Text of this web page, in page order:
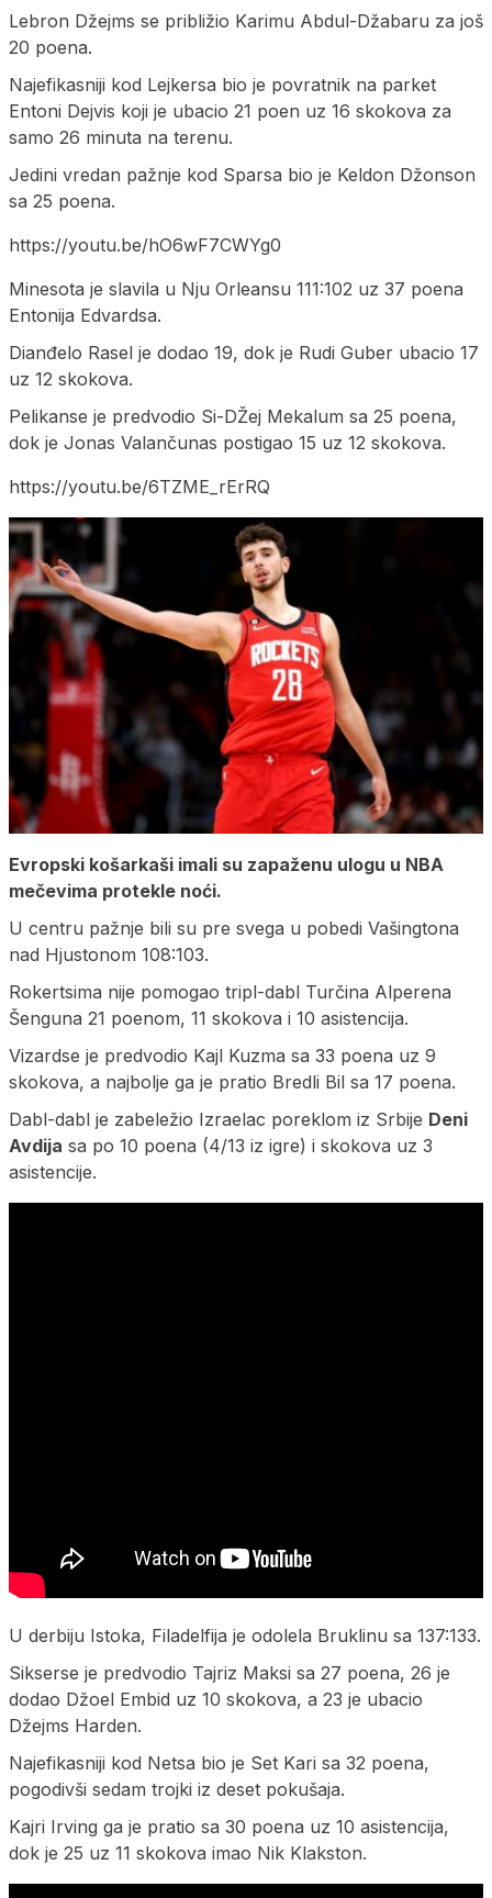
Lebron Džejms se približio Karimu Abdul-Džabaru za još
20 poena.
Najefikasniji kod Lejkersa bio je povratnik na parket
Entoni Dejvis koji je ubacio 21 poen uz 16 skokova za
samo 26 minuta na terenu.
Jedini vredan pažnje kod Sparsa bio je Keldon Džonson
sa 25 poena.
https://youtu.be/hO6wF7CWYg0
Minesota je slavila u Nju Orleansu 111:102 uz 37 poena
Entonija Edvardsa.
Dianđelo Rasel je dodao 19, dok je Rudi Guber ubacio 17
uz 12 skokova.
Pelikanse je predvodio Si-DŽej Mekalum sa 25 poena,
dok je Jonas Valančunas postigao 15 uz 12 skokova.
https://youtu.be/6TZME_rErRQ
Evropski košarkaši imali su zapaženu ulogu u NBA
mečevima protekle noći.
U centru pažnje bili su pre svega u pobedi Vašingtona
nad Hjustonom 108:103.
Rokertsima nije pomogao tripl-dabl Turčina Alperena
Šenguna 21 poenom, 11 skokova i 10 asistencija.
Vizardse je predvodio Kajl Kuzma sa 33 poena uz 9
skokova, a najbolje ga je pratio Bredli Bil sa 17 poena.
Dabl-dabl je zabeležio Izraelac poreklom iz Srbije Deni
Avdija sa po 10 poena (4/13 iz igre) i skokova uz 3
asistencije.
U derbiju Istoka, Filadelfija je odolela Bruklinu sa 137:133.
Sikserse je predvodio Tajriz Maksi sa 27 poena, 26 je
dodao Džoel Embid uz 10 skokova, a 23 je ubacio
Džejms Harden.
Najefikasniji kod Netsa bio je Set Kari sa 32 poena,
pogodivši sedam trojki iz deset pokušaja.
Kajri Irving ga je pratio sa 30 poena uz 10 asistencija,
dok je 25 uz 11 skokova imao Nik Klakston.